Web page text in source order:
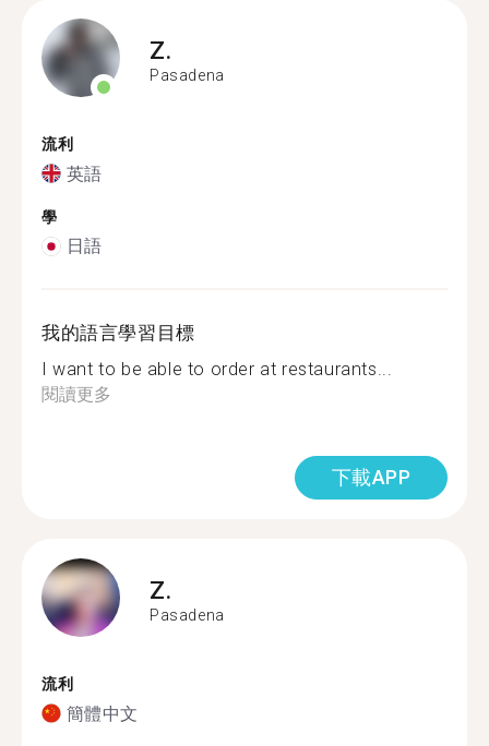
Z.
Pasadena
流利
英語
學
日語
我的語言學習目標
I want to be able to order at restaurants...
閱讀更多
下載APP
Z.
Pasadena
流利
簡體中文